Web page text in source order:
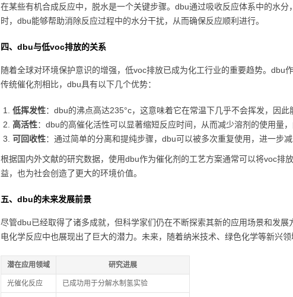
在某些有机合成反应中，脱水是一个关键步骤。dbu通过吸收反应体系中的水
时，dbu能够帮助消除反应过程中的水分干扰，从而确保反应顺利进行。
四、dbu与低voc排放的关系
随着全球对环境保护意识的增强，低voc排放已成为化工行业的重要趋势。dbu
传统催化剂相比，dbu具有以下几个优势：
低挥发性：dbu的沸点高达235°c，这意味着它在常温下几乎不会挥发，因此
高活性：dbu的高催化活性可以显著缩短反应时间，从而减少溶剂的使用量，
可回收性：通过简单的分离和提纯步骤，dbu可以被多次重复使用，进一步
根据国内外文献的研究数据，使用dbu作为催化剂的工艺方案通常可以将voc排
益，也为社会创造了更大的环境价值。
五、dbu的未来发展前景
尽管dbu已经取得了诸多成就，但科学家们仍在不断探索其新的应用场景和发
电化学反应中也展现出了巨大的潜力。未来，随着纳米技术、绿色化学等新兴
潜在应用领域 研究进展
光催化反应 已成功用于分解水制氢实验